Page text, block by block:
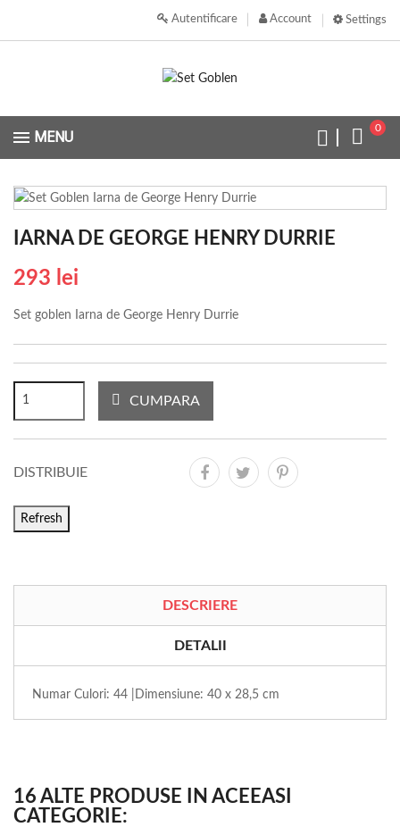
Settings
Account
Autentificare
0
MENU
IARNA DE GEORGE HENRY DURRIE
293 lei
Set goblen Iarna de George Henry Durrie
CUMPARA
DISTRIBUIE
DESCRIERE
DETALII
Numar Culori: 44 |Dimensiune: 40 x 28,5 cm
16 ALTE PRODUSE IN ACEEASI
CATEGORIE: